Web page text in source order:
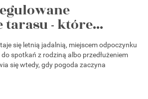
tarasu - które...
się letnią jadalnią, miejscem odpoczynku
spotkań z rodziną albo przedłużeniem
się wtedy, gdy pogoda zaczyna